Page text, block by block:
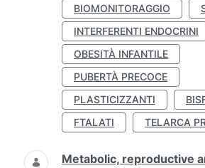
BIOMONITORAGGIO
INTERFERENTI ENDOCRINI
OBESITÀ INFANTILE
PUBERTÀ PRECOCE
PLASTICIZZANTI
FTALATI
TELARCA
Metabolic, reproductive